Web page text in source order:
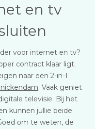
en tv
voor internet en tv?
contract klaar ligt.
naar een 2-in-1
. Vaak geniet
televisie. Bij het
kunnen jullie beide
om te weten, de